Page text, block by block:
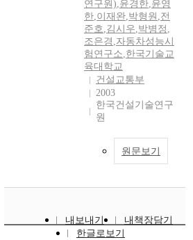
연구원),윤경한,윤영
한,이재완,박형원 ,전
준호,김시우,박병정 ,
조은경 ,자동차성능시
험연구소,한국기술교
육대학교
건설교통부
2003
한국건설기술연구
원
원문보기
내보내기
내책장담기
한글로보기